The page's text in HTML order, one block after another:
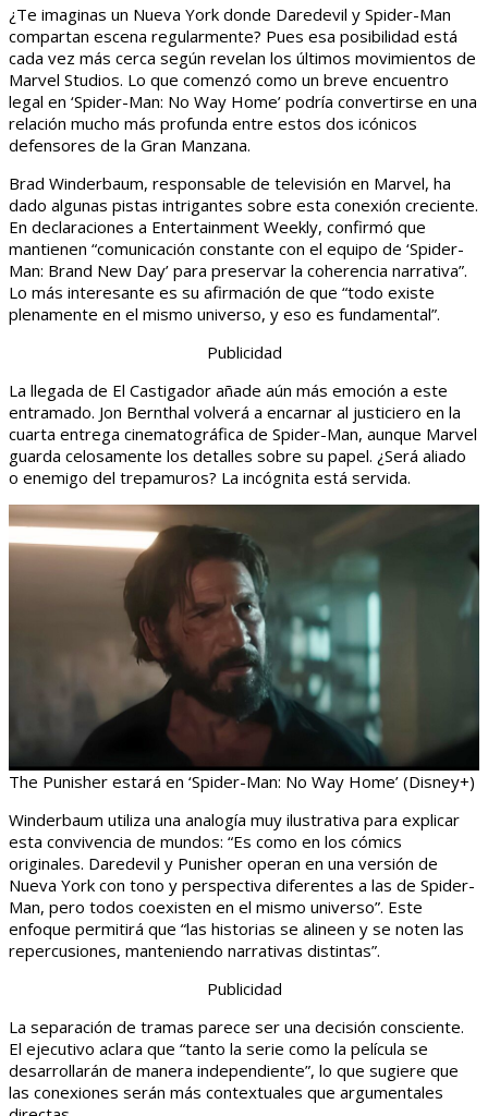
¿Te imaginas un Nueva York donde Daredevil y Spider-Man
compartan escena regularmente? Pues esa posibilidad está
cada vez más cerca según revelan los últimos movimientos de
Marvel Studios. Lo que comenzó como un breve encuentro
legal en ‘Spider-Man: No Way Home’ podría convertirse en una
relación mucho más profunda entre estos dos icónicos
defensores de la Gran Manzana.
Brad Winderbaum, responsable de televisión en Marvel, ha
dado algunas pistas intrigantes sobre esta conexión creciente.
En declaraciones a Entertainment Weekly, confirmó que
mantienen “comunicación constante con el equipo de ‘Spider-
Man: Brand New Day’ para preservar la coherencia narrativa”.
Lo más interesante es su afirmación de que “todo existe
plenamente en el mismo universo, y eso es fundamental”.
Publicidad
La llegada de El Castigador añade aún más emoción a este
entramado. Jon Bernthal volverá a encarnar al justiciero en la
cuarta entrega cinematográfica de Spider-Man, aunque Marvel
guarda celosamente los detalles sobre su papel. ¿Será aliado
o enemigo del trepamuros? La incógnita está servida.
The Punisher estará en ‘Spider-Man: No Way Home’ (Disney+)
Winderbaum utiliza una analogía muy ilustrativa para explicar
esta convivencia de mundos: “Es como en los cómics
originales. Daredevil y Punisher operan en una versión de
Nueva York con tono y perspectiva diferentes a las de Spider-
Man, pero todos coexisten en el mismo universo”. Este
enfoque permitirá que “las historias se alineen y se noten las
repercusiones, manteniendo narrativas distintas”.
Publicidad
La separación de tramas parece ser una decisión consciente.
El ejecutivo aclara que “tanto la serie como la película se
desarrollarán de manera independiente”, lo que sugiere que
las conexiones serán más contextuales que argumentales